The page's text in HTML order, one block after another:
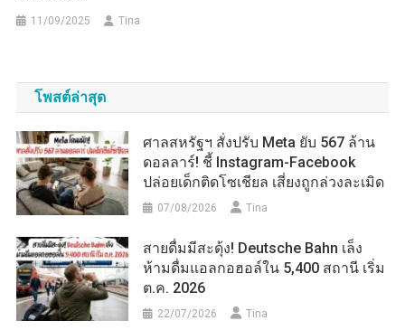
11/09/2025 Tina
โพสต์ล่าสุด
ศาลสหรัฐฯ สั่งปรับ Meta ยับ 567 ล้าน
ดอลลาร์! ชี้ Instagram-Facebook
ปล่อยเด็กติดโซเชียล เสี่ยงถูกล่วงละเมิด
07/08/2026 Tina
สายดื่มมีสะดุ้ง! Deutsche Bahn เล็ง
ห้ามดื่มแอลกอฮอล์ใน 5,400 สถานี เริ่ม
ต.ค. 2026
22/07/2026 Tina